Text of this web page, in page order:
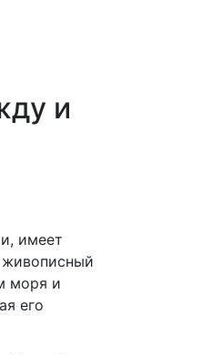
и
имеет
живописный
моря и
его